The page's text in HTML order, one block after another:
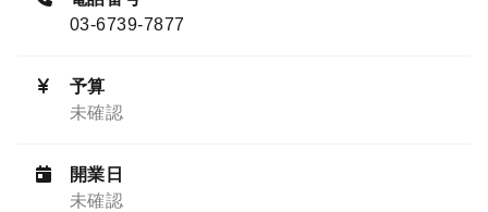
03-6739-7877
予算
未確認
開業日
未確認